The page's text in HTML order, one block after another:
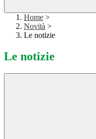
Home >
Novità >
Le notizie
Le notizie